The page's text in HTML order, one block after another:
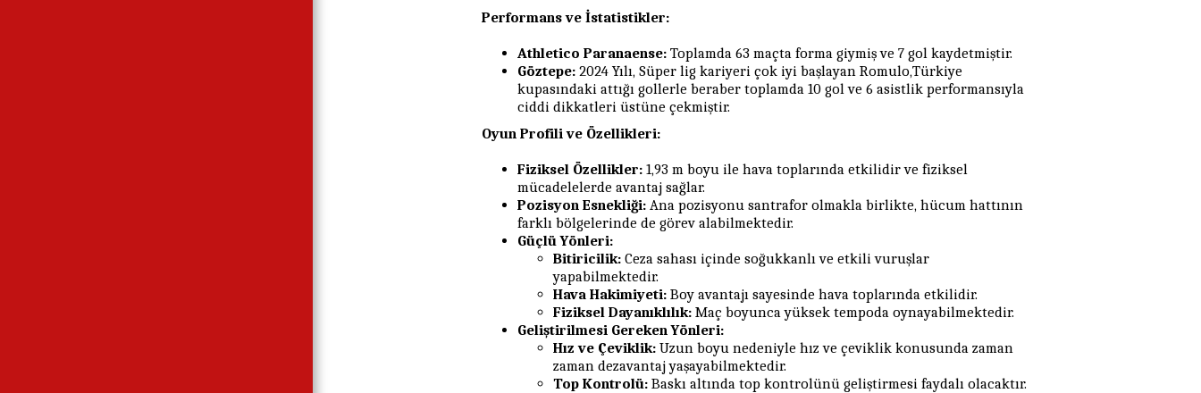
Performans ve İstatistikler:
Athletico Paranaense:Toplamda 63 maçta forma giymiş ve 7 gol kaydetmiştir.
Göztepe: 2024 Yılı, Süper lig kariyeri çok iyi başlayan Romulo,Türkiye
kupasındaki attığı gollerle beraber toplamda 10 gol ve 6 asistlik performansıyla
ciddi dikkatleri üstüne çekmiştir.
Oyun Profili ve Özellikleri:
Fiziksel Özellikler:1,93 m boyu ile hava toplarında etkilidir ve fiziksel
mücadelelerde avantaj sağlar.
Pozisyon Esnekliği:Ana pozisyonu santrafor olmakla birlikte, hücum hattının
farklı bölgelerinde de görev alabilmektedir.
Güçlü Yönleri:
Bitiricilik:Ceza sahası içinde soğukkanlı ve etkili vuruşlar
yapabilmektedir.
Hava Hakimiyeti:Boy avantajı sayesinde hava toplarında etkilidir.
Fiziksel Dayanıklılık:Maç boyunca yüksek tempoda oynayabilmektedir.
Geliştirilmesi Gereken Yönleri:
Hız ve Çeviklik:Uzun boyu nedeniyle hız ve çeviklik konusunda zaman
zaman dezavantaj yaşayabilmektedir.
Top Kontrolü:Baskı altında top kontrolünü geliştirmesi faydalı olacaktır.